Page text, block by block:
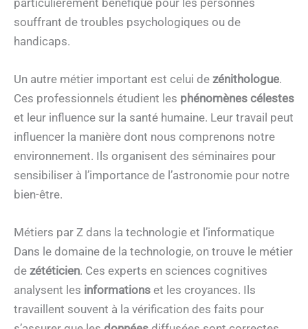
souffrant de troubles psychologiques ou de
handicaps.
Un autre métier important est celui de zénithologue.
Ces professionnels étudient les phénomènes célestes
et leur influence sur la santé humaine. Leur travail peut
influencer la manière dont nous comprenons notre
environnement. Ils organisent des séminaires pour
sensibiliser à l’importance de l’astronomie pour notre
bien-être.
Métiers par Z dans la technologie et l’informatique
Dans le domaine de la technologie, on trouve le métier
de zététicien. Ces experts en sciences cognitives
analysent les informations et les croyances. Ils
travaillent souvent à la vérification des faits pour